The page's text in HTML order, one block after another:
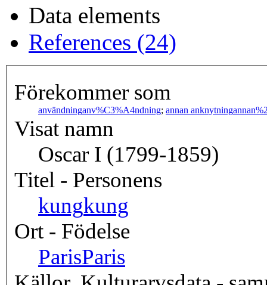
Data elements
References (24)
Förekommer som
användninganv%C3%A4ndning; annan anknytning
Visat namn
Oscar I (1799-1859)
Titel - Personens
kungkung
Ort - Födelse
ParisParis